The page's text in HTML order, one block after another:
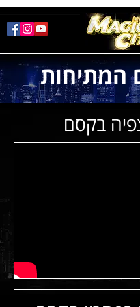
המתיחות
בקסם